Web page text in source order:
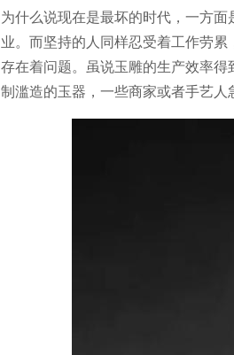
为什么说现在是最坏的时代，一方
业。而坚持的人同样忍受着工作劳
存在着问题。虽说玉雕的生产效率
制滥造的玉器，一些商家或者手艺人